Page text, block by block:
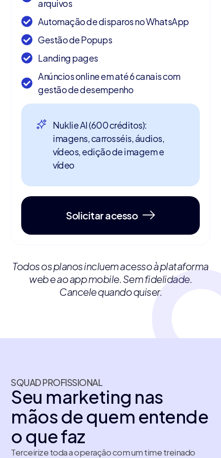
arquivos
Automação de disparos no WhatsApp
Gestão de Popups
Landing pages
Anúncios online em até 6 canais com
gestão de desempenho
Nuklie AI (600 créditos):
imagens, carrosséis, áudios,
vídeos, edição de imagem e
vídeo
Solicitar acesso
Todos os planos incluem acesso à plataforma
web e ao app mobile. Sem fidelidade.
Cancele quando quiser.
SQUAD PROFISSIONAL
Seu marketing nas
mãos de quem entende
o que faz
Terceirize toda a operação com um time treinado